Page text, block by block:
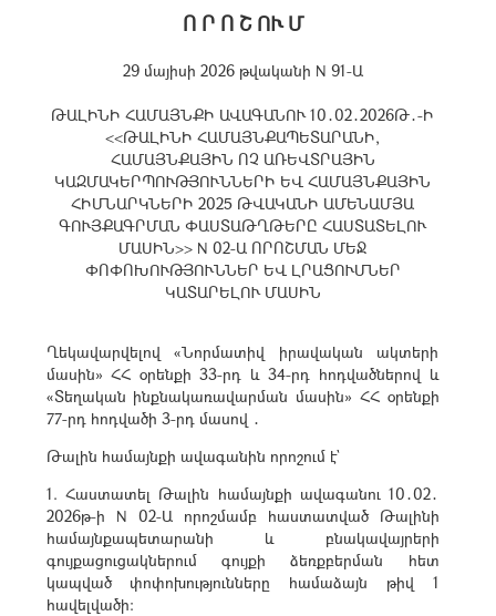
Ո Ր Ո Շ ՈՒ Մ
29 մայիսի 2026 թվականի N 91-Ա
ԹԱԼԻՆԻ ՀԱՄԱՅՆՔԻ ԱՎԱԳԱՆՈՒ 10․02․2026Թ․-Ի
<<ԹԱԼԻՆԻ ՀԱՄԱՅՆՔԱՊԵՏԱՐԱՆԻ,
ՀԱՄԱՅՆՔԱՅԻՆ ՈՉ ԱՌԵՎՏՐԱՅԻՆ
ԿԱԶՄԱԿԵՐՊՈՒԹՅՈՒՆՆԵՐԻ ԵՎ ՀԱՄԱՅՆՔԱՅԻՆ
ՀԻՄՆԱՐԿՆԵՐԻ 2025 ԹՎԱԿԱՆԻ ԱՄԵՆԱՄՅԱ
ԳՈՒՅՔԱԳՐՄԱՆ ՓԱՍՏԱԹՂԹԵՐԸ ՀԱՍՏԱՏԵԼՈՒ
ՄԱՍԻՆ>> N 02-Ա ՈՐՈՇՄԱՆ ՄԵՋ
ՓՈՓՈԽՈՒԹՅՈՒՆՆԵՐ ԵՎ ԼՐԱՑՈՒՄՆԵՐ
ԿԱՏԱՐԵԼՈՒ ՄԱՍԻՆ
Ղեկավարվելով «Նորմատիվ իրավական ակտերի
մասին» ՀՀ օրենքի 33-րդ և 34-րդ հոդվածներով և
«Տեղական ինքնակառավարման մասին» ՀՀ օրենքի
77-րդ հոդվածի 3-րդ մասով ․
Թալին համայնքի ավագանին որոշում է`
1. Հաստատել Թալին համայնքի ավագանու 10․02․
2026թ-ի N 02-Ա որոշմամբ հաստատված Թալինի
համայնքապետարանի և բնակավայրերի
գույքացուցակներում գույքի ձեռքբերման հետ
կապված փոփոխությունները համաձայն թիվ 1
հավելվածի: